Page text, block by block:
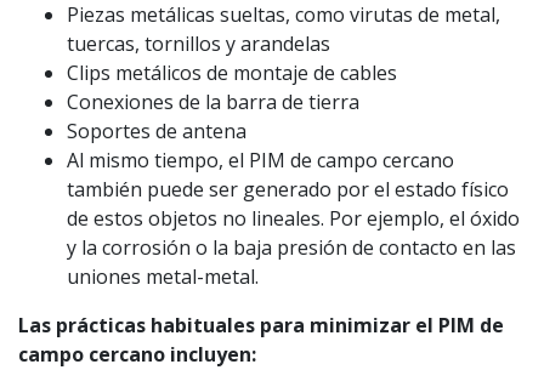
Piezas metálicas sueltas, como virutas de metal,
tuercas, tornillos y arandelas
Clips metálicos de montaje de cables
Conexiones de la barra de tierra
Soportes de antena
Al mismo tiempo, el PIM de campo cercano
también puede ser generado por el estado físico
de estos objetos no lineales. Por ejemplo, el óxido
y la corrosión o la baja presión de contacto en las
uniones metal-metal.
Las prácticas habituales para minimizar el PIM de
campo cercano incluyen: